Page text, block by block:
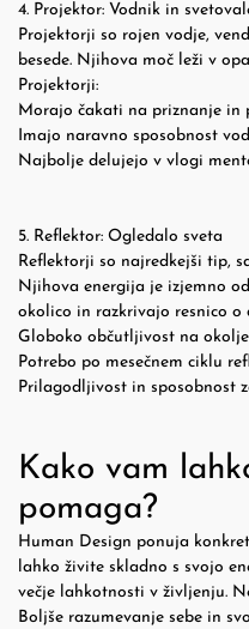
4. Projektor: Vodnik in
Projektorji so rojen vodje,
besede. Njihova moč leži v
Projektorji:
Morajo čakati na priznanje in
Imajo naravno sposobnost
Najbolje delujejo v vlogi
5. Reflektor: Ogledalo sveta
Reflektorji so najredkejši tip,
Njihova energija je izjemno
okolico in razkrivajo resnico
Globoko občutljivost na
Potrebo po mesečnem ciklu
Prilagodljivost in sposobnost
Kako vam
pomaga?
Human Design ponuja
lahko živite skladno s svojo
večje lahkotnosti v življenju.
Boljše razumevanje sebe in